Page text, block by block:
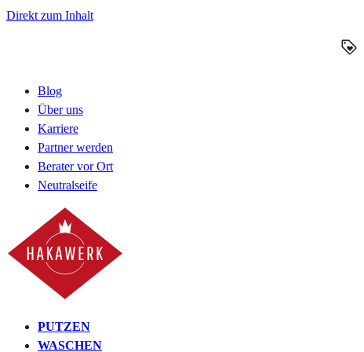
Direkt zum Inhalt
Blog
Über uns
Karriere
Partner werden
Berater vor Ort
Neutralseife
PUTZEN
WASCHEN